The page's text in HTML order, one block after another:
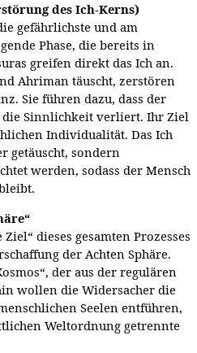
des Ich-Kerns)
gefährlichste und am
Phase, die bereits in
greifen direkt das Ich an.
Ahriman täuscht, zerstören
Sie führen dazu, dass der
die Sinnlichkeit verliert. Ihr Ziel
Individualität. Das Ich
getäuscht, sondern
werden, sodass der Mensch
dieses gesamten Prozesses
der Achten Sphäre.
der aus der regulären
wollen die Widersacher die
Seelen entführen,
Weltordnung getrennte